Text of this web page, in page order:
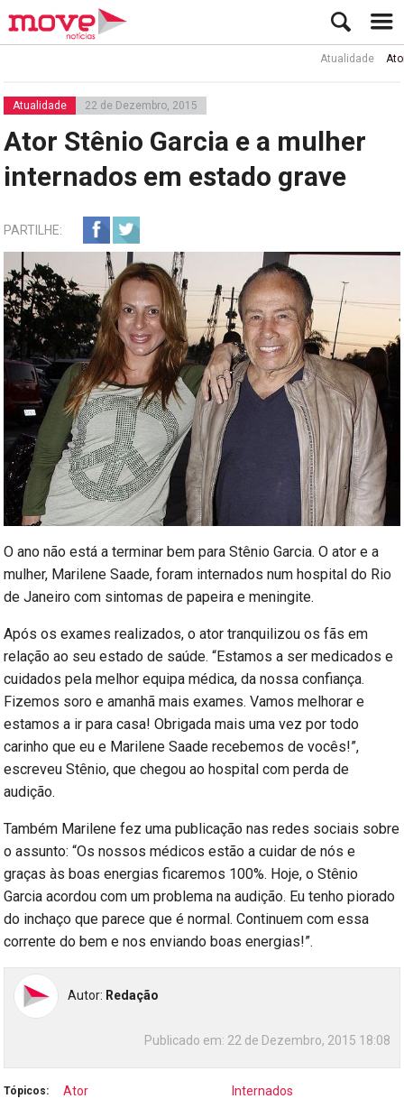
Atualidade Ator Rui
Atualidade 22 de Dezembro, 2015
Ator Stênio Garcia e a mulher
internados em estado grave
PARTILHE:
O ano não está a terminar bem para Stênio Garcia. O ator e a
mulher, Marilene Saade, foram internados num hospital do Rio
de Janeiro com sintomas de papeira e meningite.
Após os exames realizados, o ator tranquilizou os fãs em
relação ao seu estado de saúde. “Estamos a ser medicados e
cuidados pela melhor equipa médica, da nossa confiança.
Fizemos soro e amanhã mais exames. Vamos melhorar e
estamos a ir para casa! Obrigada mais uma vez por todo
carinho que eu e Marilene Saade recebemos de vocês!”,
escreveu Stênio, que chegou ao hospital com perda de
audição.
Também Marilene fez uma publicação nas redes sociais sobre
o assunto: “Os nossos médicos estão a cuidar de nós e
graças às boas energias ficaremos 100%. Hoje, o Stênio
Garcia acordou com um problema na audição. Eu tenho piorado
do inchaço que parece que é normal. Continuem com essa
corrente do bem e nos enviando boas energias!”.
Autor: Redação
Publicado em: 22 de Dezembro, 2015 18:08
Tópicos: Ator Internados